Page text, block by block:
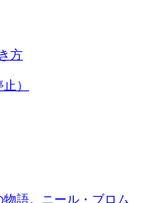
方
）
語。ニール・ブロム